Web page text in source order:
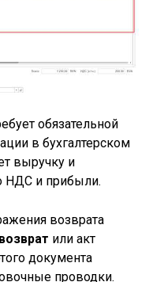
обязательной
в бухгалтерском
выручку и
НДС и прибыли.
возврата
или акт
документа
проводки.